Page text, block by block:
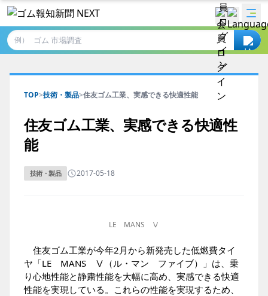
例）
TOP>技術・製品>住友ゴム工業、実感できる快適性能
住友ゴム工業、実感できる快適性
能
技術・製品 2017-05-18
LE MANS Ⅴ
住友ゴム工業が今年2月から新発売した低燃費タイ
ヤ「LE MANS Ⅴ（ル・マン ファイブ）」は、乗
り心地性能と静粛性能を大幅に高め、実感できる快適
性能を実現している。これらの性能を実現するため、